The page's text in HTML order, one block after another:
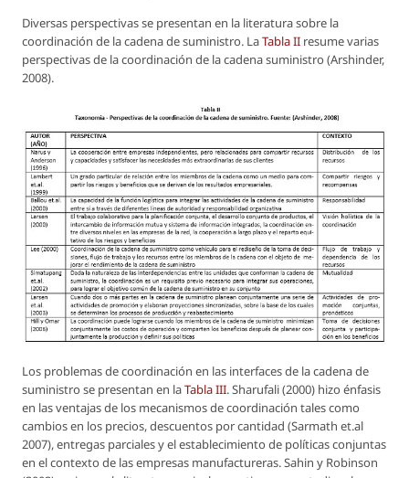
Diversas perspectivas se presentan en la literatura sobre la
coordinación de la cadena de suministro. LaTabla II resume varias
perspectivas de la coordinación de la cadena suministro (Arshinder,
2008).
Los problemas de coordinación en las interfaces de la cadena de
suministro se presentan en laTabla III. Sharufali (2000) hizo énfasis
en las ventajas de los mecanismos de coordinación tales como
cambios en los precios, descuentos por cantidad (Sarmath et.al
2007), entregas parciales y el establecimiento de políticas conjuntas
en el contexto de las empresas manufactureras. Sahin y Robinson